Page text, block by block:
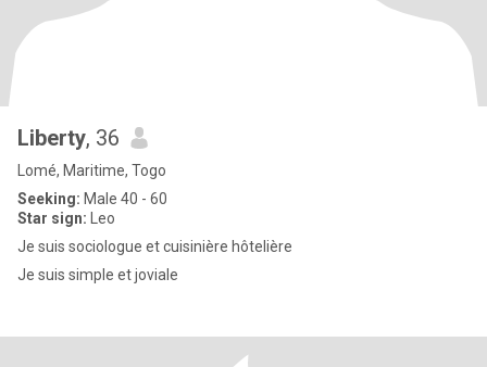
Liberty, 36
Lomé, Maritime, Togo
Seeking: Male 40 - 60
Star sign: Leo
Je suis sociologue et cuisinière hôtelière
Je suis simple et joviale